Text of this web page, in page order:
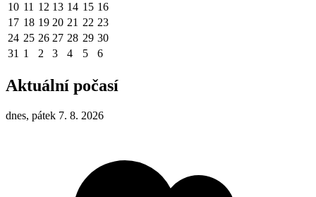
10 11 12 13 14 15 16
17 18 19 20 21 22 23
24 25 26 27 28 29 30
31 1 2 3 4 5 6
Aktuální počasí
dnes, pátek 7. 8. 2026